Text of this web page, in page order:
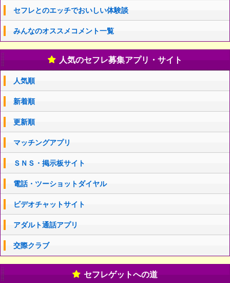
セフレとのエッチでおいしい体験談
みんなのオススメコメント一覧
人気のセフレ募集アプリ・サイト
人気順
新着順
更新順
マッチングアプリ
ＳＮＳ・掲示板サイト
電話・ツーショットダイヤル
ビデオチャットサイト
アダルト通話アプリ
交際クラブ
セフレゲットへの道